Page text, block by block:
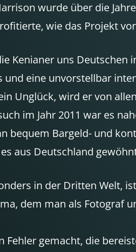
wurde über die
wie das Projekt
Kenianer uns
eine unvorstellbar
Unglück, wird er von
im Jahr 2011 war es
bequem Bargeld- und
aus Deutschland
in der Dritten Welt,
dem man als Fotograf
gemacht, die